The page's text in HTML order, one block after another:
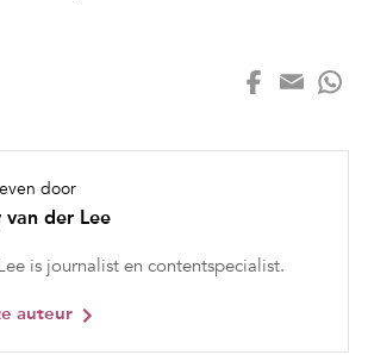
door
van der Lee
is journalist en contentspecialist.
auteur